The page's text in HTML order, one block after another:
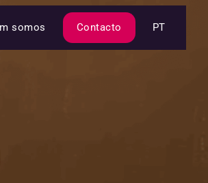
somos Contacto PT